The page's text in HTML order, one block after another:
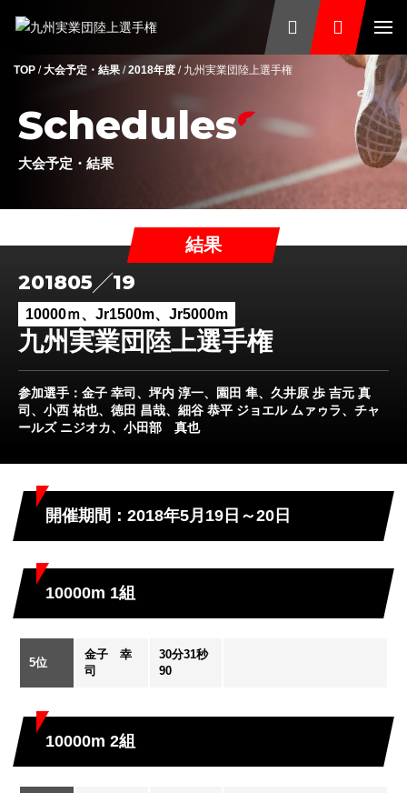
TOP /大会予定・結果 /2018年度 / 九州実業団陸上選手権
Schedules
大会予定・結果
結果
201805 19
10000ｍ、Jr1500m、Jr5000m
九州実業団陸上選手権
参加選手 ：金子 幸司、坪内 淳一、園田 隼、久井原 歩 吉元 真
司、小西 祐也、徳田 昌哉、細谷 恭平 ジョエル ムァゥラ、チャ
ールズ ニジオカ、小田部 真也
開催期間：2018年5月19日～20日
10000m 1組
5位
金子 幸
司
30分31秒
90
10000m 2組